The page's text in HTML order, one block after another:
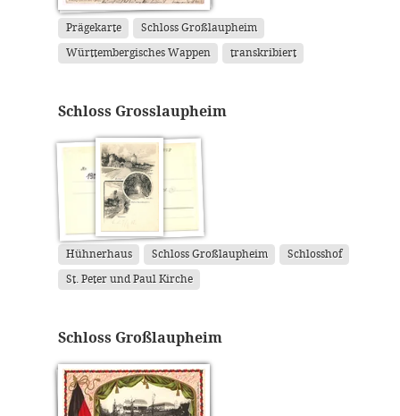
Prägekarte Schloss Großlaupheim
Württembergisches Wappen transkribiert
Schloss Grosslaupheim
Hühnerhaus Schloss Großlaupheim Schlosshof
St. Peter und Paul Kirche
Schloss Großlaupheim